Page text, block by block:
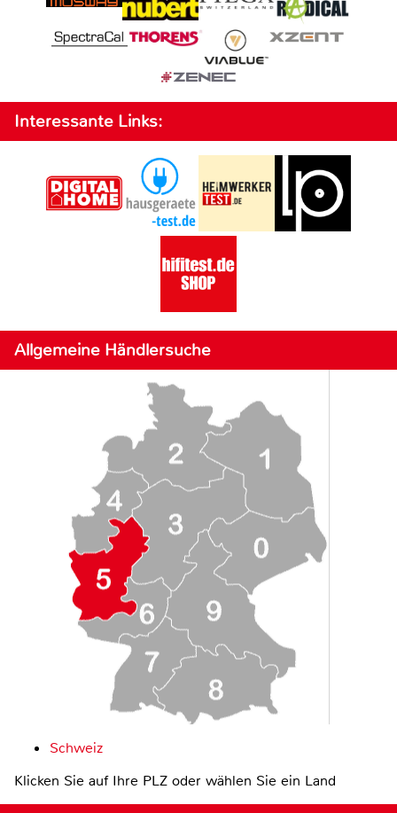
Interessante Links:
Allgemeine Händlersuche
Schweiz
Klicken Sie auf Ihre PLZ oder wählen Sie ein Land